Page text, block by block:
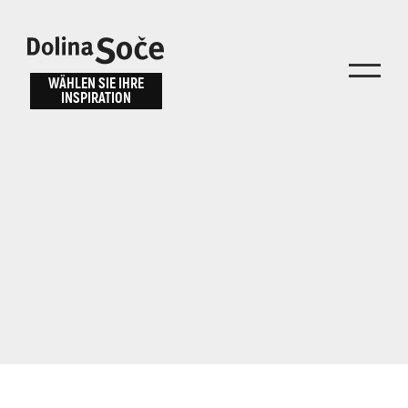
WÄHLEN SIE IHRE
INSPIRATION
Inspiration
finden
Wählen Sie ein